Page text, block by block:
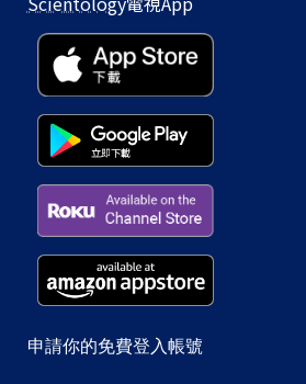
申請你的免費登入帳號